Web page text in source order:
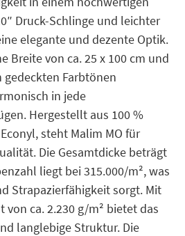
Druck-Schlinge und leichter
elegante und dezente Optik.
Breite von ca. 25 x 100 cm und
Farbtönen
in jede
Hergestellt aus 100 %
steht Malim MO für
Die Gesamtdicke beträgt
liegt bei 315.000/m², was
Strapazierfähigkeit sorgt. Mit
von ca. 2.230 g/m² bietet das
langlebige Struktur. Die